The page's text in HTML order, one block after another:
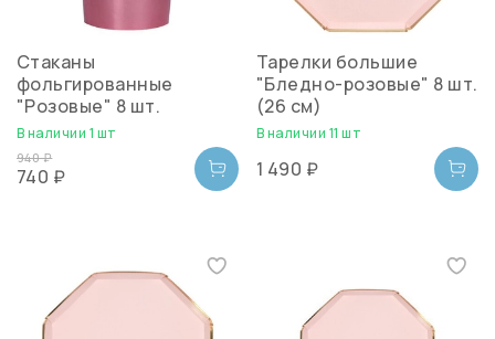
Стаканы
фольгированные
"Розовые" 8 шт.
В наличии 1 шт
940 ₽
740 ₽
Тарелки большие
"Бледно-розовые" 8 шт.
(26 см)
В наличии 11 шт
1 490 ₽